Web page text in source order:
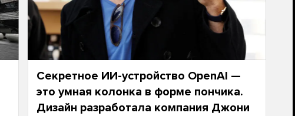
Секретное ИИ-устройство OpenAI —
это умная колонка в форме пончика.
Дизайн разработала компания Джони